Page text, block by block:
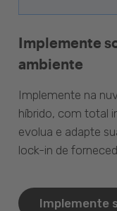
Implemente
ambiente
Implemente na
híbrido, com total
evolua e adapte
lock-in de
Implemente